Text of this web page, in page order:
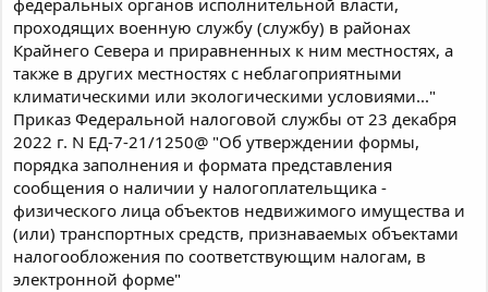
федеральных органов исполнительной власти,
проходящих военную службу (службу) в районах
Крайнего Севера и приравненных к ним местностях, а
также в других местностях с неблагоприятными
климатическими или экологическими условиями..."
Приказ Федеральной налоговой службы от 23 декабря
2022 г. N ЕД-7-21/1250@ "Об утверждении формы,
порядка заполнения и формата представления
сообщения о наличии у налогоплательщика -
физического лица объектов недвижимого имущества и
(или) транспортных средств, признаваемых объектами
налогообложения по соответствующим налогам, в
электронной форме"